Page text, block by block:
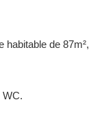
de 87m²,
WC.